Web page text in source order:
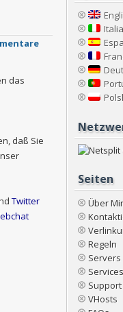
das
daß Sie
Twitter
Seiten
Über
Regeln
Servers
Services
Support
VHosts